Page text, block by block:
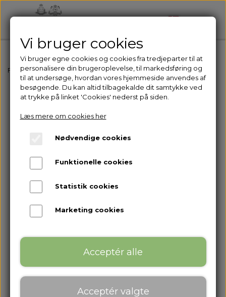
Forside Hut & dækken Hut Bordeaux/gold SA-003
Vi bruger cookies
Vi bruger egne cookies og cookies fra tredjeparter til at
personalisere din brugeroplevelse, til markedsføring og
til at undersøge, hvordan vores hjemmeside anvendes af
besøgende. Du kan altid tilbagekalde dit samtykke ved
at trykke på linket 'Cookies' nederst på siden.
Læs mere om cookies her
Nødvendige cookies
Funktionelle cookies
Statistik cookies
Marketing cookies
Acceptér alle
Acceptér valgte